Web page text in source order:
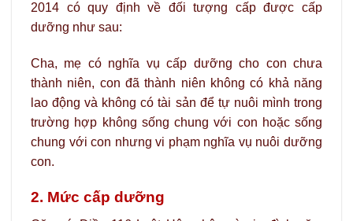
2014 có quy định về đối tượng cấp được cấp
dưỡng như sau:
Cha, mẹ có nghĩa vụ cấp dưỡng cho con chưa
thành niên, con đã thành niên không có khả năng
lao động và không có tài sản để tự nuôi mình trong
trường hợp không sống chung với con hoặc sống
chung với con nhưng vi phạm nghĩa vụ nuôi dưỡng
con.
2. Mức cấp dưỡng